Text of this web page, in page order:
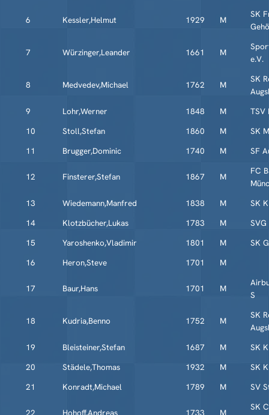
6 Kessler,Helmut 1929 M
SK
Gehö
7 Würzinger,Leander 1661 M
e.V.
8 Medvedev,Michael 1762 M
SK
9
Lohr,Werner 1848 M
TSV
10
Stoll,Stefan 1860 M
SK
11
Brugger,Dominic 1740 M SF
12 Finsterer,Stefan 1867 M
FC
13
Wiedemann,Manfred 1838 M
SK
14
Klotzbücher,Lukas 1783 M
SVG
15
Yaroshenko,Vladimir 1801 M
SK
16
Heron,Steve 1701 M
17 Baur,Hans 1701 M
S
18 Kudria,Benno 1752 M
SK
19
Bleisteiner,Stefan 1687 M
SK
20
Städele,Thomas 1932 M
SK
21
Konradt,Michael 1789 M SV
22 Hohoff,Andreas 1733 M
SK